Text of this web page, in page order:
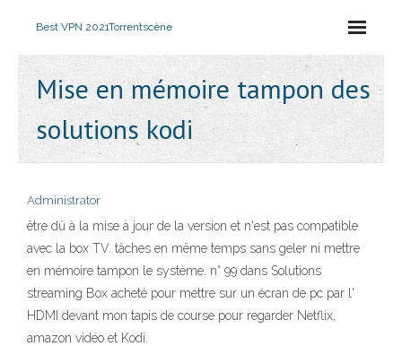
Best VPN 2021Torrentscène
Mise en mémoire tampon des
solutions kodi
Administrator
être dû à la mise à jour de la version et n'est pas compatible
avec la box TV. tâches en même temps sans geler ni mettre
en mémoire tampon le système. n° 99 dans Solutions
streaming Box acheté pour mettre sur un écran de pc par l'
HDMI devant mon tapis de course pour regarder Netflix,
amazon vidéo et Kodi.